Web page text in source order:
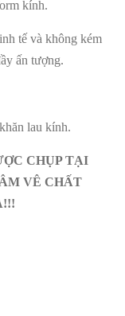
kính.
tế và không kém
ấn tượng.
lau kính.
CHỤP TẠI
VÊ CHẤT